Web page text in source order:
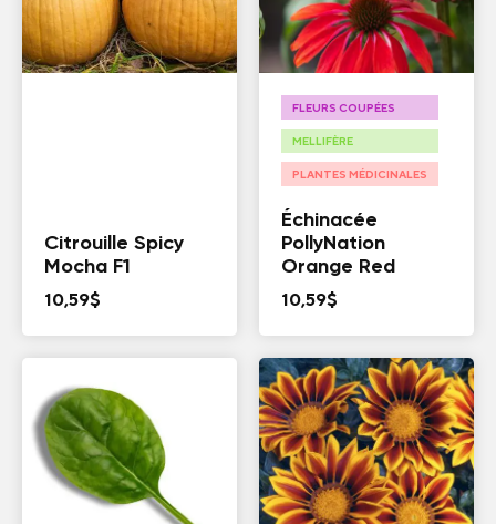
Citrouille Spicy
Mocha F1
10,59$
FLEURS COUPÉES
MELLIFÈRE
PLANTES MÉDICINALES
Échinacée
PollyNation
Orange Red
10,59$